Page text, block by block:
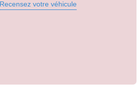
Recensez votre véhicule